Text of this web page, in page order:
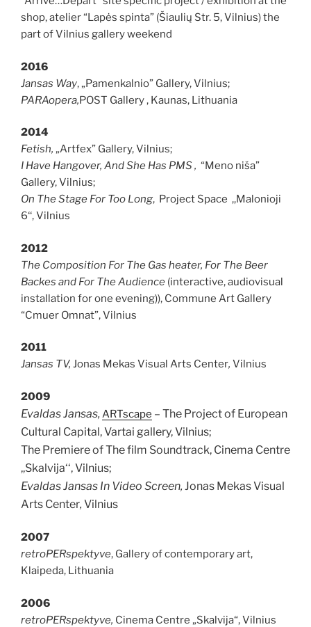
shop, atelier “Lapės spinta” (Šiaulių Str. 5, Vilnius) the
part of Vilnius gallery weekend
2016
Jansas Way, „Pamenkalnio” Gallery, Vilnius;
PARAopera,POST Gallery , Kaunas, Lithuania
2014
Fetish, „Artfex” Gallery, Vilnius;
I Have Hangover, And She Has PMS , “Meno niša”
Gallery, Vilnius;
On The Stage For Too Long, Project Space ,,Malonioji
6‘‘, Vilnius
2012
The Composition For The Gas heater, For The Beer
Backes and For The Audience (interactive, audiovisual
installation for one evening)), Commune Art Gallery
“Cmuer Omnat”, Vilnius
2011
Jansas TV, Jonas Mekas Visual Arts Center, Vilnius
2009
Evaldas Jansas, ARTscape – The Project of European
Cultural Capital, Vartai gallery, Vilnius;
The Premiere of The film Soundtrack, Cinema Centre
,,Skalvija‘‘, Vilnius;
Evaldas Jansas In Video Screen, Jonas Mekas Visual
Arts Center, Vilnius
2007
retroPERspektyve, Gallery of contemporary art,
Klaipeda, Lithuania
2006
retroPERspektyve, Cinema Centre „Skalvija“, Vilnius